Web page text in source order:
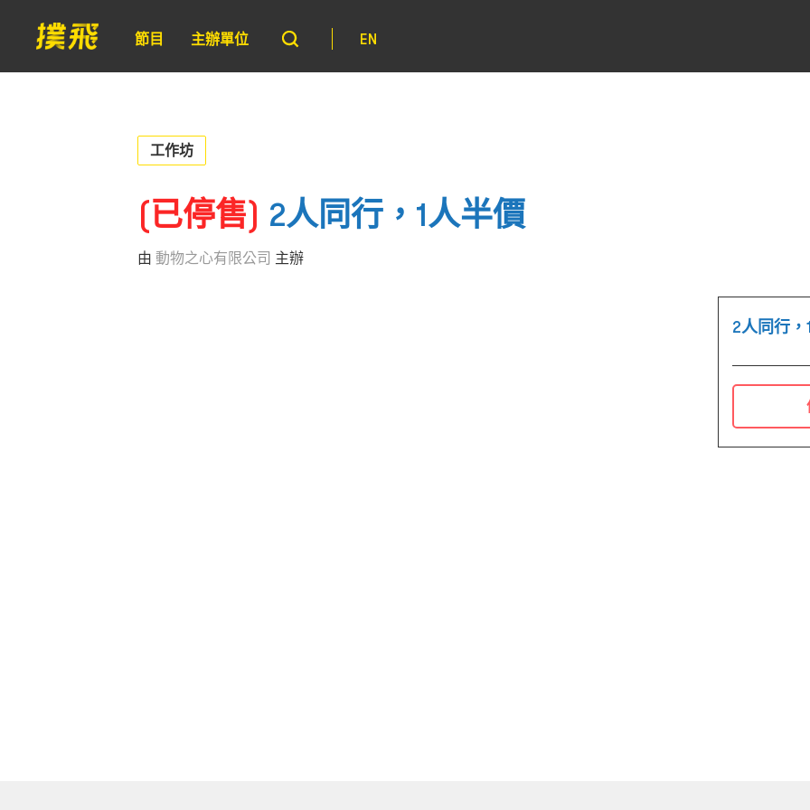
節目 主辦單位 EN
工作坊
(已停售) 2人同行，1人半價
由 動物之心有限公司 主辦
2人同行，